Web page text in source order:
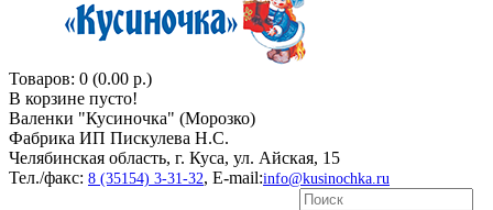
Товаров: 0 (0.00 р.)
В корзине пусто!
Валенки "Кусиночкa" (Морозко)
Фабрика ИП Пискулева Н.С.
Челябинская область, г. Куса, ул. Айская, 15
Тел./факс: 8 (35154) 3-31-32, E-mail:info@kusinochka.ru